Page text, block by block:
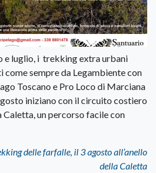
e luglio, i trekking extra urbani
sempre da Legambiente con
Toscano e Pro Loco di Marciana
iniziano con il circuito costiero
Caletta, un percorso facile con
delle farfalle, il 3 agosto all’anello
della Caletta